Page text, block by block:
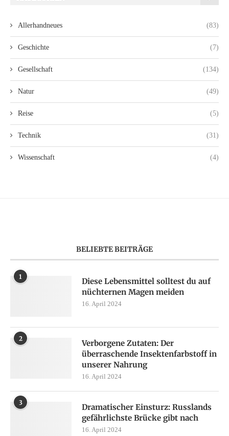
Allerhandneues (83)
Geschichte (7)
Gesellschaft (134)
Natur (49)
Reise (5)
Technik (31)
Wissenschaft (4)
BELIEBTE BEITRÄGE
1
Diese Lebensmittel solltest du auf
nüchternen Magen meiden
16. April 2024
2
Verborgene Zutaten: Der
überraschende Insektenfarbstoff in
unserer Nahrung
16. April 2024
3
Dramatischer Einsturz: Russlands
gefährlichste Brücke gibt nach
16. April 2024